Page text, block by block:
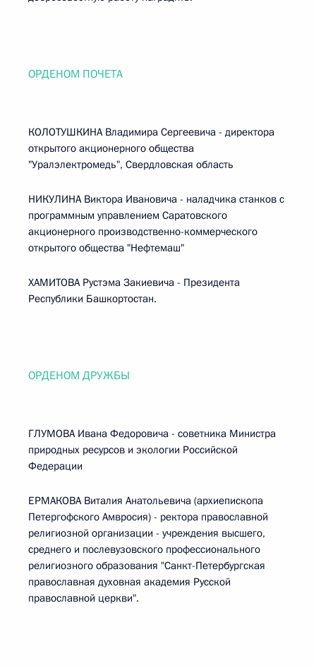
ОРДЕНОМ ПОЧЕТА
КОЛОТУШКИНА Владимира Сергеевича - директора
открытого акционерного общества
"Уралэлектромедь", Свердловская область
НИКУЛИНА Виктора Ивановича - наладчика станков с
программным управлением Саратовского
акционерного производственно-коммерческого
открытого общества "Нефтемаш"
ХАМИТОВА Рустэма Закиевича - Президента
Республики Башкортостан.
ОРДЕНОМ ДРУЖБЫ
ГЛУМОВА Ивана Федоровича - советника Министра
природных ресурсов и экологии Российской
Федерации
ЕРМАКОВА Виталия Анатольевича (архиепископа
Петергофского Амвросия) - ректора православной
религиозной организации - учреждения высшего,
среднего и послевузовского профессионального
религиозного образования "Санкт-Петербургская
православная духовная академия Русской
православной церкви".